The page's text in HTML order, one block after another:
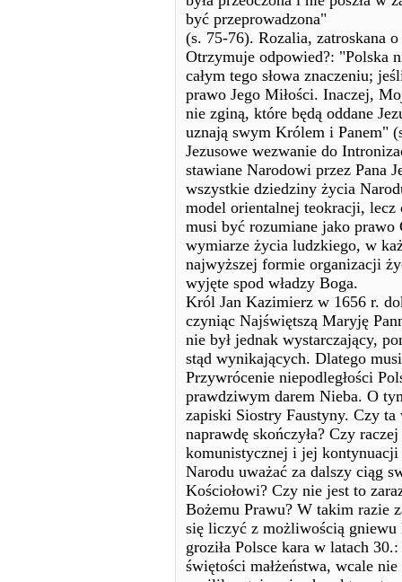
być przeprowadzona"
(s. 75-76). Rozalia, zatroskana
Otrzymuje odpowied?: "Polska
całym tego słowa znaczeniu;
prawo Jego Miłości. Inaczej,
nie zginą, które będą oddane
uznają swym Królem i Panem"
Jezusowe wezwanie do
stawiane Narodowi przez Pana
wszystkie dziedziny życia
model orientalnej teokracji, lecz
musi być rozumiane jako
wymiarze życia ludzkiego, w
najwyższej formie organizacji
wyjęte spod władzy Boga.
Król Jan Kazimierz w 1656 r.
czyniąc Najświętszą Maryję
nie był jednak wystarczający,
stąd wynikających. Dlatego
Przywrócenie niepodległości
prawdziwym darem Nieba. O
zapiski Siostry Faustyny. Czy
naprawdę skończyła? Czy
komunistycznej i jej
Narodu uważać za dalszy ciąg
Kościołowi? Czy nie jest to
Bożemu Prawu? W takim razie
się liczyć z możliwością gniewu
groziła Polsce kara w latach
świętości małżeństwa, wcale